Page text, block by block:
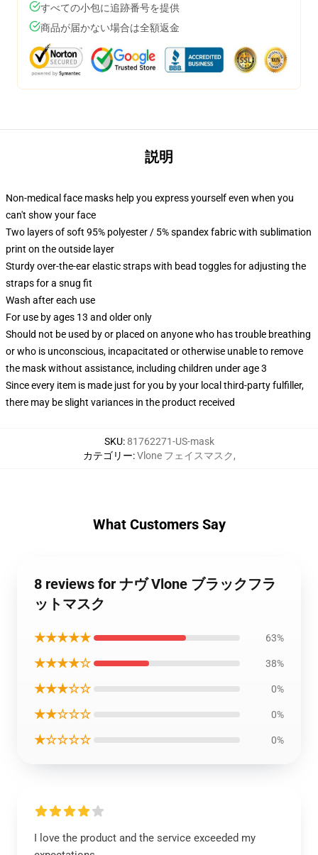
すべての小包に追跡番号を提供
商品が届かない場合は全額返金
説明
Non-medical face masks help you express yourself even when you
can't show your face
Two layers of soft 95% polyester / 5% spandex fabric with sublimation
print on the outside layer
Sturdy over-the-ear elastic straps with bead toggles for adjusting the
straps for a snug fit
Wash after each use
For use by ages 13 and older only
Should not be used by or placed on anyone who has trouble breathing
or who is unconscious, incapacitated or otherwise unable to remove
the mask without assistance, including children under age 3
Since every item is made just for you by your local third-party fulfiller,
there may be slight variances in the product received
SKU:81762271-US-mask
カテゴリー:Vlone フェイスマスク,
What Customers Say
8 reviews for ナヴ Vlone ブラックフラ
ットマスク
★★★★★ 63%
★★★★☆ 38%
★★★☆☆ 0%
★★☆☆☆ 0%
★☆☆☆☆ 0%
I love the product and the service exceeded my